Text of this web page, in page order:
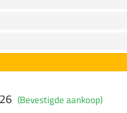
(Bevestigde aankoop)